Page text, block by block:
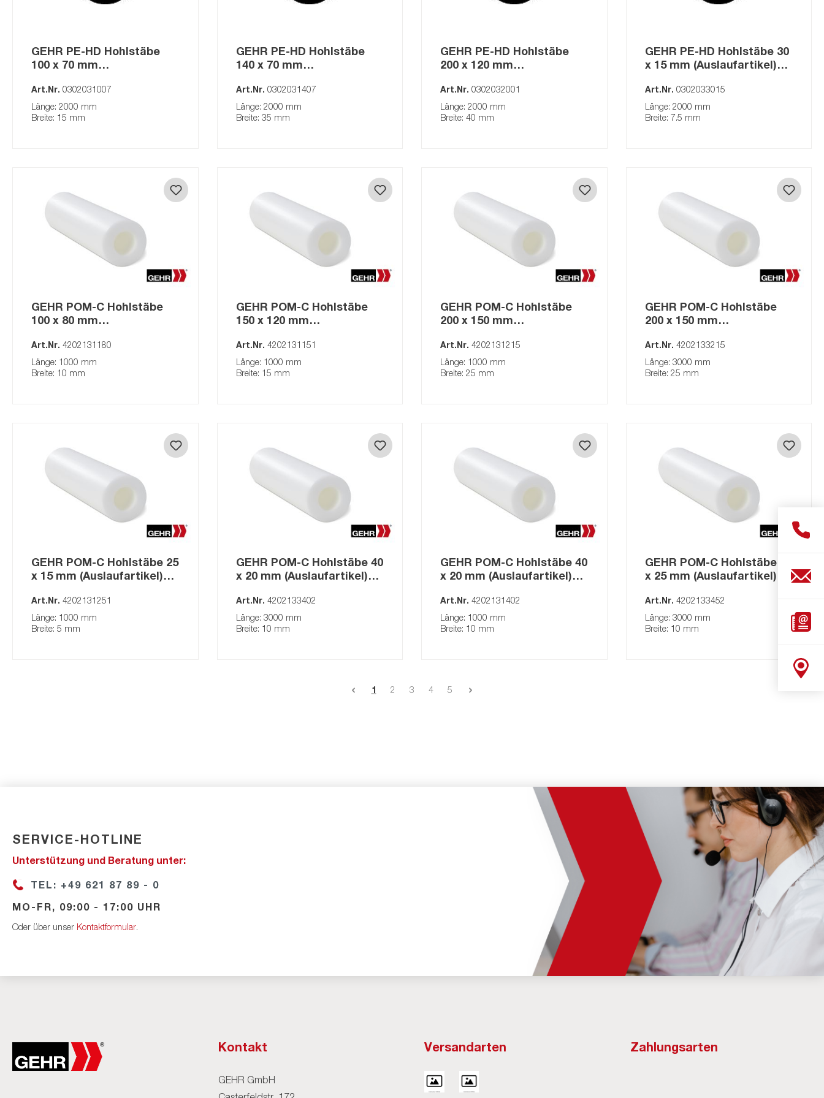
GEHR PMMA
GEHR PA
GEHR PE
Schweissdraht
GEHR PC
GEHR ABS
GEHR PET
GEHR PA6.6
(kalandriert)
Tafeln (kalandriert)
Platten
GEHR PE-HD Hohlstäbe
100 x 70 mm
Art.Nr. 0302031007
Länge: 2000 mm
Breite: 15 mm
GEHR PE-HD Hohlstäbe
140 x 70 mm
Art.Nr. 0302031407
Länge: 2000 mm
Breite: 35 mm
GEHR PE-HD Hohlstäbe
200 x 120 mm
Art.Nr. 0302032001
Länge: 2000 mm
Breite: 40 mm
GEHR PE-HD Hohlstäbe 30
x 15 mm (Auslaufartikel)
Art.Nr. 0302033015
Länge: 2000 mm
Breite: 7.5 mm
GEHR POM-C Hohlstäbe
100 x 80 mm
Art.Nr. 4202131180
Länge: 1000 mm
Breite: 10 mm
GEHR POM-C Hohlstäbe
150 x 120 mm
Art.Nr. 4202131151
Länge: 1000 mm
Breite: 15 mm
GEHR POM-C Hohlstäbe
200 x 150 mm
Art.Nr. 4202131215
Länge: 1000 mm
Breite: 25 mm
GEHR POM-C Hohlstäbe
200 x 150 mm
Art.Nr. 4202133215
Länge: 3000 mm
Breite: 25 mm
GEHR POM-C Hohlstäbe 25
x 15 mm (Auslaufartikel)
Art.Nr. 4202131251
Länge: 1000 mm
Breite: 5 mm
GEHR POM-C Hohlstäbe 40
x 20 mm (Auslaufartikel)
Art.Nr. 4202133402
Länge: 3000 mm
Breite: 10 mm
GEHR POM-C Hohlstäbe 40
x 20 mm (Auslaufartikel)
Art.Nr. 4202131402
Länge: 1000 mm
Breite: 10 mm
GEHR POM-C Hohlstäbe 45
x 25 mm (Auslaufartikel)
Art.Nr. 4202133452
Länge: 3000 mm
Breite: 10 mm
1 2 3 4 5
SERVICE-HOTLINE
Unterstützung und Beratung unter:
TEL: +49 621 87 89 - 0
MO-FR, 09:00 - 17:00 UHR
Oder über unser Kontaktformular.
Kontakt
GEHR GmbH
Versandarten Zahlungsarten